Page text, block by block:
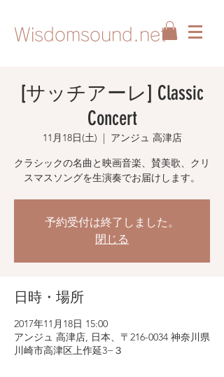
Wisdomsound.net
[サッチアーレ] Classic
Concert
11月18日(土)
アンジュ 高津店
クラシックの名曲と映画音楽、賛美歌、クリ
スマスソングを生演奏でお届けします。
予約受付は終了しました。
閉じる
日時・場所
2017年11月18日 15:00
アンジュ 高津店, 日本、〒216-0034 神奈川県
川崎市高津区上作延3−３